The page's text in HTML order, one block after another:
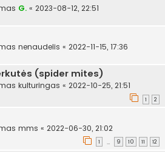
G. « 2023-08-12, 22:51
nenaudelis « 2022-11-15, 17:36
(spider mites)
kulturingas « 2022-10-25, 21:51
1 2
mms « 2022-06-30, 21:02
1 … 9 10 11 12